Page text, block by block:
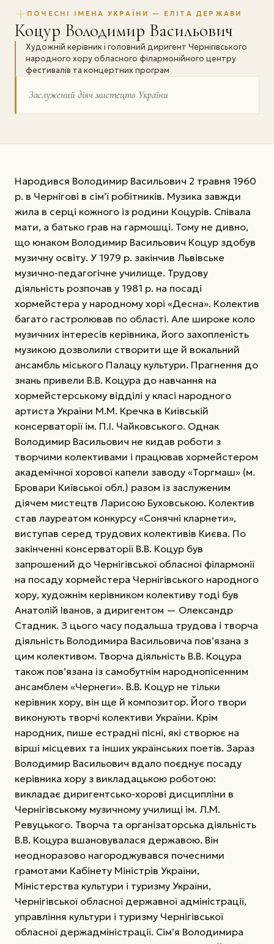
ПОЧЕСНІ ІМЕНА УКРАЇНИ — ЕЛІТА ДЕРЖАВИ
Коцур Володимир Васильович
Художній керівник і головний диригент Чернігівського
народного хору обласного філармонійного центру
фестивалів та концертних програм
Заслужений діяч мистецтв України
Народився Володимир Васильович 2 травня 1960
р. в Чернігові в сім’ї робітників. Музика завжди
жила в серці кожного із родини Коцурів. Співала
мати, а батько грав на гармошці. Тому не дивно,
що юнаком Володимир Васильович Коцур здобув
музичну освіту. У 1979 р. закінчив Львівське
музично-педагогічне училище. Трудову
діяльність розпочав у 1981 р. на посаді
хормейстера у народному хорі «Десна». Колектив
багато гастролював по області. Але широке коло
музичних інтересів керівника, його захопленість
музикою дозволили створити ще й вокальний
ансамбль міського Палацу культури. Прагнення до
знань привели В.В. Коцура до навчання на
хормейстерському відділі у класі народного
артиста України М.М. Кречка в Київській
консерваторії ім. П.І. Чайковського. Однак
Володимир Васильович не кидав роботи з
творчими колективами і працював хормейстером
академічної хорової капели заводу «Торгмаш» (м.
Бровари Київської обл.) разом із заслуженим
діячем мистецтв Ларисою Буховською. Колектив
став лауреатом конкурсу «Сонячні кларнети»,
виступав серед трудових колективів Києва. По
закінченні консерваторії В.В. Коцур був
запрошений до Чернігівської обласної філармонії
на посаду хормейстера Чернігівського народного
хору, художнім керівником колективу тоді був
Анатолій Іванов, а диригентом — Олександр
Стадник. З цього часу подальша трудова і творча
діяльність Володимира Васильовича пов’язана з
цим колективом. Творча діяльність В.В. Коцура
також пов’язана із самобутнім народнопісенним
ансамблем «Чернеги». В.В. Коцур не тільки
керівник хору, він ще й композитор. Його твори
виконують творчі колективи України. Крім
народних, пише естрадні пісні, які створює на
вірші місцевих та інших українських поетів. Зараз
Володимир Васильович вдало поєднує посаду
керівника хору з викладацькою роботою:
викладає диригентсько-хорові дисципліни в
Чернігівському музичному училищі ім. Л.М.
Ревуцького. Творча та організаторська діяльність
В.В. Коцура вшановувалася державою. Він
неодноразово нагороджувався почесними
грамотами Кабінету Міністрів України,
Міністерства культури і туризму України,
Чернігівської обласної державної адміністрації,
управління культури і туризму Чернігівської
обласної держадміністрації. Сім’я Володимира